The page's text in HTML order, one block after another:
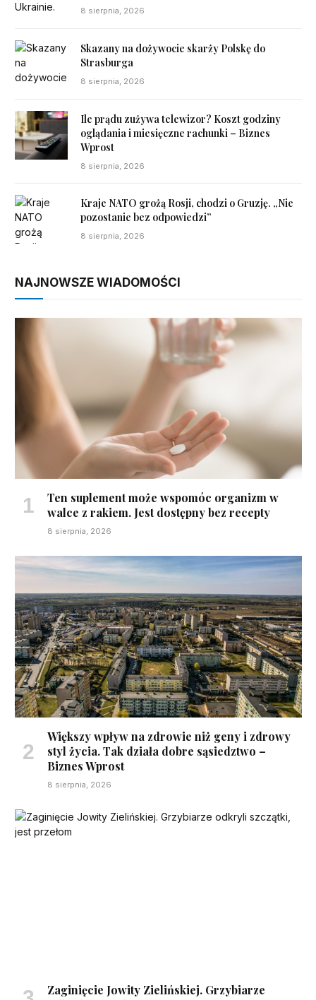
8 sierpnia, 2026
Skazany na dożywocie skarży Polskę do
Strasburga
8 sierpnia, 2026
Ile prądu zużywa telewizor? Koszt godziny
oglądania i miesięczne rachunki – Biznes
Wprost
8 sierpnia, 2026
Kraje NATO grożą Rosji, chodzi o Gruzję. „Nie
pozostanie bez odpowiedzi”
8 sierpnia, 2026
NAJNOWSZE WIADOMOŚCI
Ten suplement może wspomóc organizm w
walce z rakiem. Jest dostępny bez recepty
8 sierpnia, 2026
Większy wpływ na zdrowie niż geny i zdrowy
styl życia. Tak działa dobre sąsiedztwo –
Biznes Wprost
8 sierpnia, 2026
Zaginięcie Jowity Zielińskiej. Grzybiarze